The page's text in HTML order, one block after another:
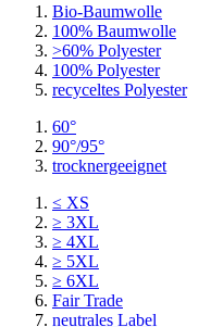
Bio-Baumwolle
100% Baumwolle
>60% Polyester
100% Polyester
recyceltes Polyester
60°
90°/95°
trocknergeeignet
≤ XS
≥ 3XL
≥ 4XL
≥ 5XL
≥ 6XL
Fair Trade
neutrales Label